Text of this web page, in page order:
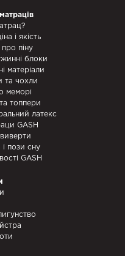
і якість
піну
блоки
матеріали
та чохли
меморі
топпери
латекс
GASH
і пози сну
GASH